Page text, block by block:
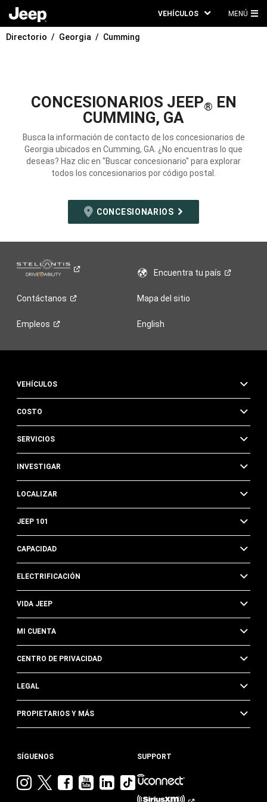
VEHÍCULOS MENÚ
Directorio Georgia Cumming
CONCESIONARIOS JEEP® EN
CUMMING, GA
Busca la información de contacto de los concesionarios de
Georgia ubicados en Cumming, GA. ¿No encuentras lo que
deseas? Haz clic en "Buscar concesionario" para explorar
todos los concesionarios por código postal.
CONCESIONARIOS
Encuentra tupaís
Contáctanos Mapa del sitio
Empleos English
VEHÍCULOS
COSTO
SERVICIOS
INVESTIGAR
LOCALIZAR
JEEP 101
CAPACIDAD
ELECTRIFICACIÓN
VIDA JEEP
MI CUENTA
CENTRO DE PRIVACIDAD
LEGAL
PROPIETARIOS Y MÁS
SÍGUENOS
VisitaVisitaVisitaVisitaVisita
Jeep
Visita
Jeep
SUPPORT